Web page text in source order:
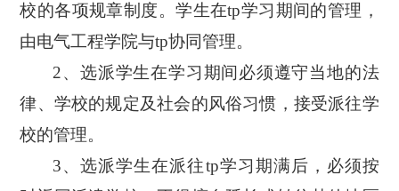
校的各项规章制度。学生在tp学习期间的管理，
由电气工程学院与tp协同管理。
2、选派学生在学习期间必须遵守当地的法
律、学校的规定及社会的风俗习惯，接受派往学
校的管理。
3、选派学生在派往tp学习期满后，必须按